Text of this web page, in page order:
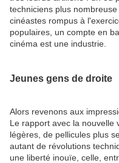
techniciens plus
cinéastes rompus à
populaires, un compte en
cinéma est une industrie.
Jeunes gens de droite
Alors revenons aux
Le rapport avec la nouvelle
légères, de pellicules plus
autant de révolutions
une liberté inouïe, celle,